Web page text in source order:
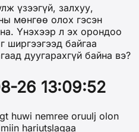
үзээгүй, залхуу,
мөнгөө олох гэсэн
Үнэхээр л эх орондоо
ширгээгээд байгаа
дуугарахгүй байна вэ?
26 13:09:52
huwi nemree oruulj olon
hariutslagaa